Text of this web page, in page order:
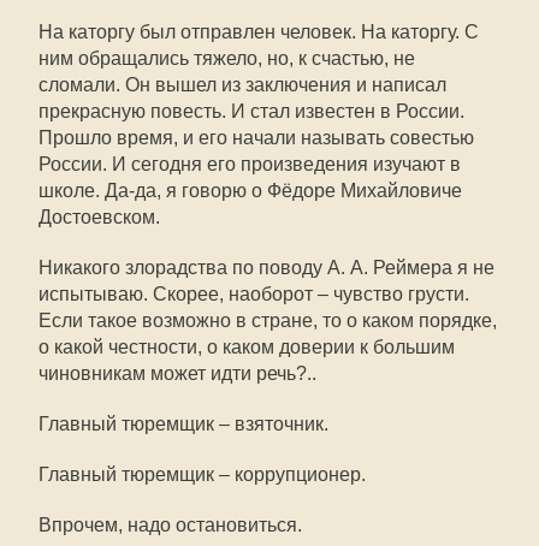
На каторгу был отправлен человек. На каторгу. С
ним обращались тяжело, но, к счастью, не
сломали. Он вышел из заключения и написал
прекрасную повесть. И стал известен в России.
Прошло время, и его начали называть совестью
России. И сегодня его произведения изучают в
школе. Да-да, я говорю о Фёдоре Михайловиче
Достоевском.
Никакого злорадства по поводу А. А. Реймера я не
испытываю. Скорее, наоборот – чувство грусти.
Если такое возможно в стране, то о каком порядке,
о какой честности, о каком доверии к большим
чиновникам может идти речь?..
Главный тюремщик – взяточник.
Главный тюремщик – коррупционер.
Впрочем, надо остановиться.